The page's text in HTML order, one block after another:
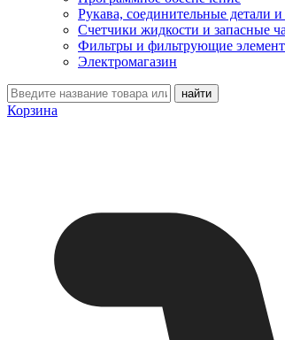
Рукава, соединительные детали
Счетчики жидкости и запасные
Фильтры и фильтрующие
Электромагазин
Корзина